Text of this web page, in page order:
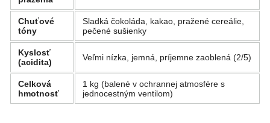
Chuťové
tóny
Sladká čokoláda, kakao, pražené cereálie,
pečené sušienky
Kyslosť
(acidita)
Veľmi nízka, jemná, príjemne zaoblená (2/5)
Celková
hmotnosť
1 kg (balené v ochrannej atmosfére s
jednocestným ventilom)